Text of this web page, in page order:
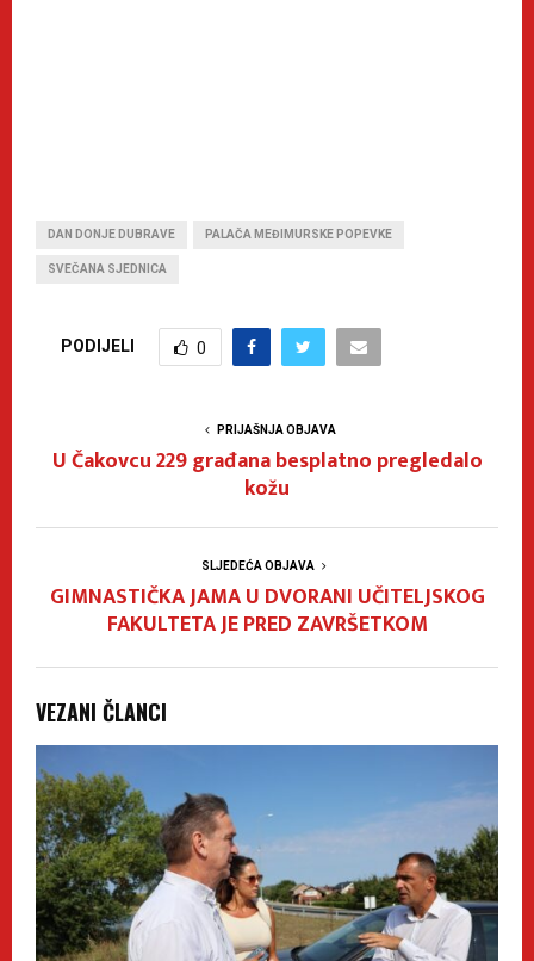
DAN DONJE DUBRAVE PALAČA MEĐIMURSKE POPEVKE
SVEČANA SJEDNICA
PODIJELI 0
PRIJAŠNJA OBJAVA
U Čakovcu 229 građana besplatno pregledalo
kožu
SLJEDEĆA OBJAVA
GIMNASTIČKA JAMA U DVORANI UČITELJSKOG
FAKULTETA JE PRED ZAVRŠETKOM
VEZANI ČLANCI